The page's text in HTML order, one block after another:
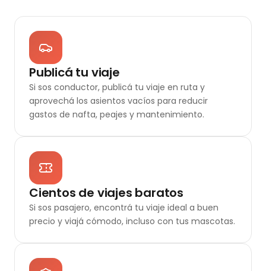
Publicá tu viaje
Si sos conductor, publicá tu viaje en ruta y
aprovechá los asientos vacíos para reducir
gastos de nafta, peajes y mantenimiento.
Cientos de viajes baratos
Si sos pasajero, encontrá tu viaje ideal a buen
precio y viajá cómodo, incluso con tus mascotas.